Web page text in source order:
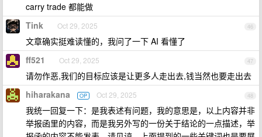
carry trade 都能做
46
Tink Oct 29, 2025
文章确实挺难读懂的，我问了一下 AI 看懂了
47
ff521 Oct 29, 2025
请勿作恶,我们的目标应该是让更多人走出去,钱当然也要走出去
48
hiharakana OP Oct 29, 2025
我统一回复一下：是我表述有问题，我的意思是，以上内容并非
举报函里的内容，而是我另外写的一份关于结论的一点描述，举